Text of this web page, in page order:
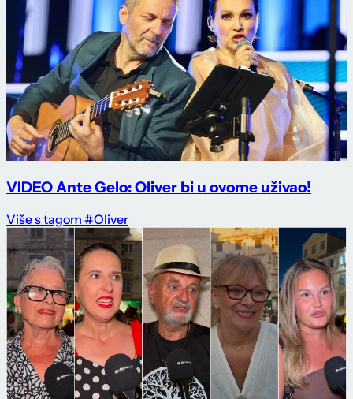
VIDEO Ante Gelo: Oliver bi u ovome uživao!
Više s tagom #Oliver